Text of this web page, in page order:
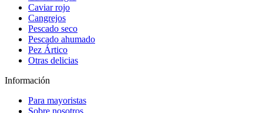
Caviar rojo
Cangrejos
Pescado seco
Pescado ahumado
Pez Ártico
Otras delicias
Información
Para mayoristas
Sobre nosotros